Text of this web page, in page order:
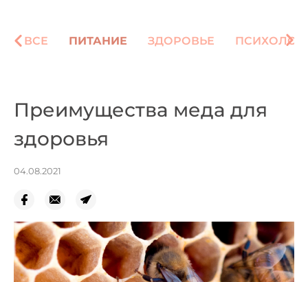
ВСЕ ПИТАНИЕ ЗДОРОВЬЕ
Преимущества меда для
здоровья
04.08.2021